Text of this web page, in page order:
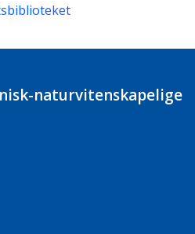
naturvitenskapelige